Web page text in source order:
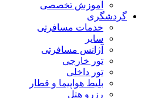
آموزش تخصصی
گردشگری
خدمات مسافرتی
سایر
آژانس مسافرتی
تور خارجی
تور داخلی
بلیط هواپیما و قطار
رزرو هتل